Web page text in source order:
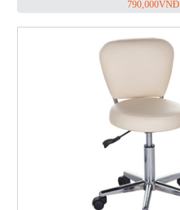
790,000VNĐ